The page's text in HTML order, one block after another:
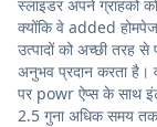
स्लाइडर अपने ग्राहकों
क्योंकि वे added
उत्पादों को अच्छी तरह
अनुभव प्रदान करता है।
पर powr ऐप्स के साथ
2.5 गुना अधिक समय